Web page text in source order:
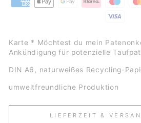
Karte * Möchtest du mein
Ankündigung für potenzielle
DIN A6, naturweißes Recycling-
umweltfreundliche Produktion
LIEFERZEIT &